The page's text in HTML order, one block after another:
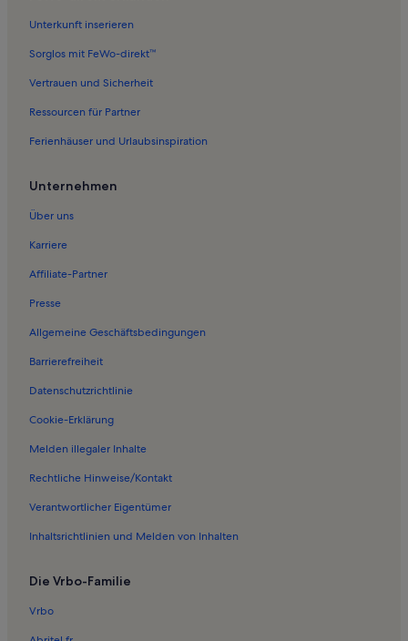
Ferienwohnungen in Veere Grote Kerk
Ferienwohnungen in Lewedorp
Ferienwohnungen in Nieuwdorp
Ferienwohnungen in Gemeinde Noord-Beveland
Ferienwohnungen in Zuid-Beveland
Ferienwohnungen in Goes
Ferienwohnungen in Gemeinde Goes
Ferienwohnungen in Colijnsplaat
Ferienwohnungen in Zeeland
Ferienwohnungen in Wilhelminadorp
Ferienwohnungen in Schwimmparadies Roompot
Ferienwohnungen in Veere
Ferienwohnungen in Kamperland
Haustierfreundliche Ferienunterkünfte in Stavenisse
Ferienwohnungen und Apartments in Stavenisse
Unterkunft inserieren
Sorglos mit FeWo-direkt™
Vertrauen und Sicherheit
Ressourcen für Partner
Ferienhäuser und Urlaubsinspiration
Unternehmen
Über uns
Karriere
Affiliate-Partner
Presse
Allgemeine Geschäftsbedingungen
Barrierefreiheit
Datenschutzrichtlinie
Cookie-Erklärung
Melden illegaler Inhalte
Rechtliche Hinweise/Kontakt
Verantwortlicher Eigentümer
Inhaltsrichtlinien und Melden von Inhalten
Die Vrbo-Familie
Vrbo